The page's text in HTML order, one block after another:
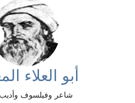
أبو العلاء
شاعر وفيلسوف